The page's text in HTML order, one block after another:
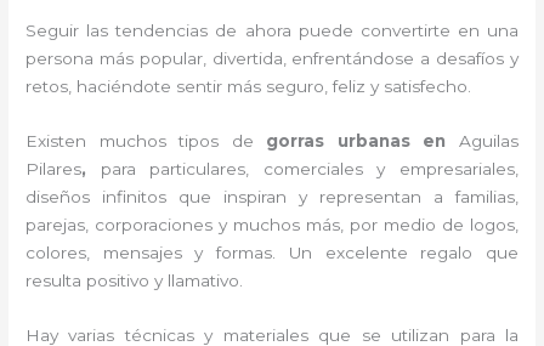
Seguir las tendencias de ahora puede convertirte en una
persona más popular, divertida, enfrentándose a desafíos y
retos, haciéndote sentir más seguro, feliz y satisfecho.
Existen muchos tipos de gorras urbanas en Aguilas
Pilares, para particulares, comerciales y empresariales,
diseños infinitos que inspiran y representan a familias,
parejas, corporaciones y muchos más, por medio de logos,
colores, mensajes y formas. Un excelente regalo que
resulta positivo y llamativo.
Hay varias técnicas y materiales que se utilizan para la